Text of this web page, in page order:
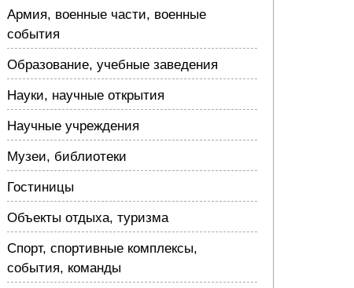
Армия, военные части, военные
события
Образование, учебные заведения
Науки, научные открытия
Научные учреждения
Музеи, библиотеки
Гостиницы
Объекты отдыха, туризма
Спорт, спортивные комплексы,
события, команды